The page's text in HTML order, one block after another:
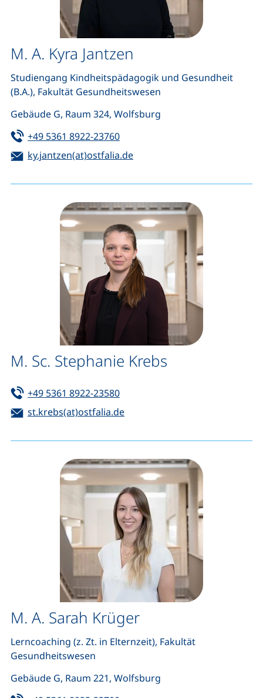
M. A. Kyra Jantzen
Studiengang Kindheitspädagogik und Gesundheit
(B.A.), Fakultät Gesundheitswesen
Gebäude G, Raum 324, Wolfsburg
Tel:
+49 5361 8922-23760(startet einen Telefonanruf,
E-Mail:
ky.jantzen(at)ostfalia.de(öffnet Ihr E-Mail-Programm)
M. Sc. Stephanie Krebs
Tel:
+49 5361 8922-23580(startet einen Telefonanruf,
E-Mail:
st.krebs(at)ostfalia.de(öffnet Ihr E-Mail-Programm)
M. A. Sarah Krüger
Lerncoaching (z. Zt. in Elternzeit), Fakultät
Gesundheitswesen
Gebäude G, Raum 221, Wolfsburg